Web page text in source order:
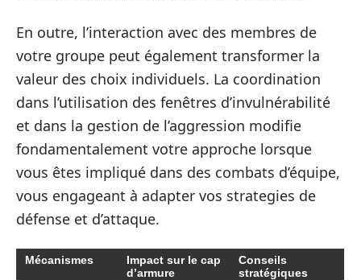
En outre, l’interaction avec des membres de
votre groupe peut également transformer la
valeur des choix individuels. La coordination
dans l’utilisation des fenêtres d’invulnérabilité
et dans la gestion de l’aggression modifie
fondamentalement votre approche lorsque
vous êtes impliqué dans des combats d’équipe,
vous engageant à adapter vos strategies de
défense et d’attaque.
Mécanismes
Impact sur le cap
d’armure
Conseils
stratégiques